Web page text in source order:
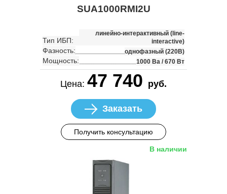
SUA1000RMI2U
Тип ИБП:
линейно-интерактивный (line-
interactive)
Фазность: однофазный (220В)
Мощность: 1000 Ва / 670 Вт
Цена: 47 740 руб.
Заказать
Получить консультацию
В наличии